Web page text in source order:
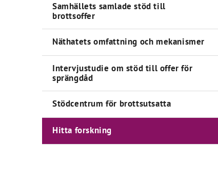
Samhällets samlade stöd till
brottsoffer
Näthatets omfattning och mekanismer
Intervjustudie om stöd till offer för
sprängdåd
Stödcentrum för brottsutsatta
Hitta forskning